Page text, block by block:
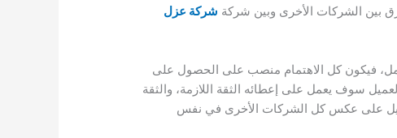
بين الشركات الأخرى وبين شركة شركة عزل
فيكون كل الاهتمام منصب على الحصول على
سوف يعمل على إعطائه الثقة اللازمة، والثقة
على عكس كل الشركات الأخرى في نفس